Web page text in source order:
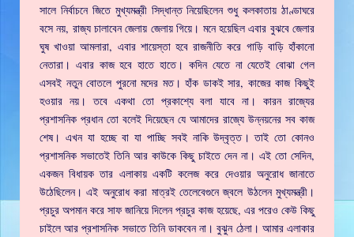
সালে নির্বাচনে জিতে মুখ্যমন্ত্রী সিদ্ধান্ত নিয়েছিলেন শুধু কলকাতায় ঠাণ্ডাঘরে
বসে নয়, রাজ্য চালাবেন জেলায় জেলায় গিয়ে। মনে হয়েছিল এবার বুঝবে জেলার
ঘুষ খাওয়া আমলারা, এবার শায়েস্তা হবে রাজনীতি করে গাড়ি বাড়ি হাঁকানো
নেতারা। এবার কাজ হবে হাতে হাতে। কদিন যেতে না যেতেই বোঝা গেল
এসবই নতুন বোতলে পুরনো মদের মত। হাঁক ডাকই সার, কাজের কাজ কিছুই
হওয়ার নয়। তবে একথা তো প্রকাশ্যে বলা যাবে না। কারন রাজ্যের
প্রশাসনিক প্রধান তো বলেই দিয়েছেন যে আমাদের রাজ্যে উন্নয়নের সব কাজ
শেষ। এখন যা হচ্ছে বা যা পাচ্ছি সবই নাকি উদ্বৃত্ত। তাই তো কোনও
প্রশাসনিক সভাতেই তিনি আর কাউকে কিছু চাইতে দেন না। এই তো সেদিন,
একজন বিধায়ক তার এলাকায় একটি কলেজ করে দেওয়ার অনুরোধ জানাতে
উঠেছিলেন। এই অনুরোধ করা মাত্রই তেলেবেগুনে জ্বলে উঠলেন মুখ্যমন্ত্রী।
প্রচুর অপমান করে সাফ জানিয়ে দিলেন প্রচুর কাজ হয়েছে, এর পরেও কেউ কিছু
চাইলে আর প্রশাসনিক সভাতে তিনি ডাকবেন না। বুঝুন ঠেলা। আমার এলাকার